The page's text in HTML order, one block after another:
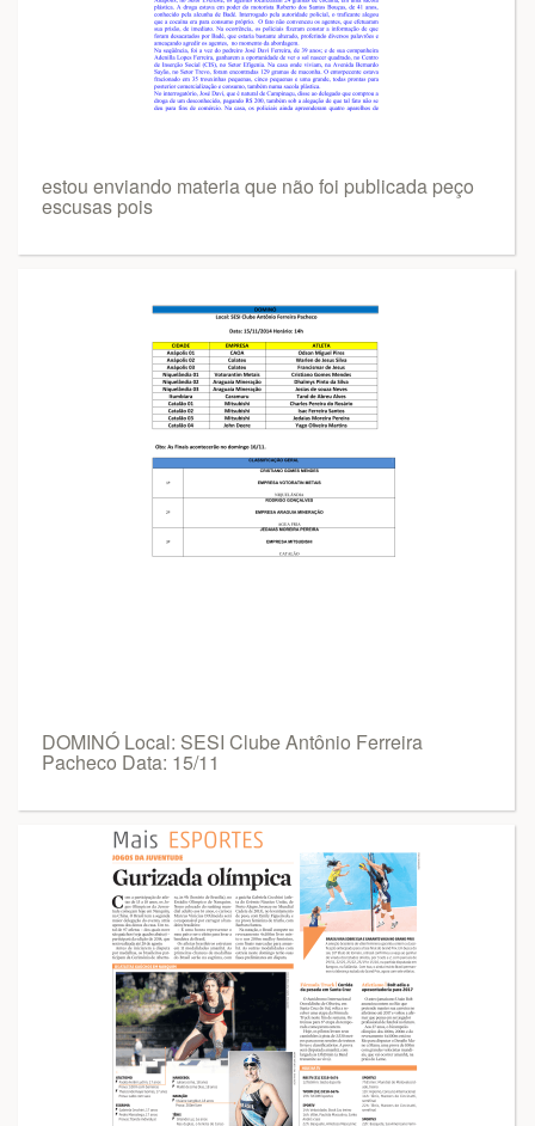
estou enviando materia que não foi publicada peço
escusas pois
DOMINÓ Local: SESI Clube Antônio Ferreira
Pacheco Data: 15/11